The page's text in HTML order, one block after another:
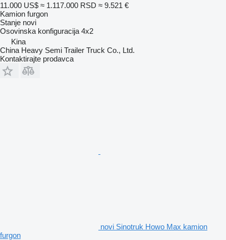
11.000 US$ ≈ 1.117.000 RSD ≈ 9.521 €
Kamion furgon
Stanje novi
Osovinska konfiguracija 4x2
Kina
China Heavy Semi Trailer Truck Co., Ltd.
Kontaktirajte prodavca
novi Sinotruk Howo Max kamion
furgon